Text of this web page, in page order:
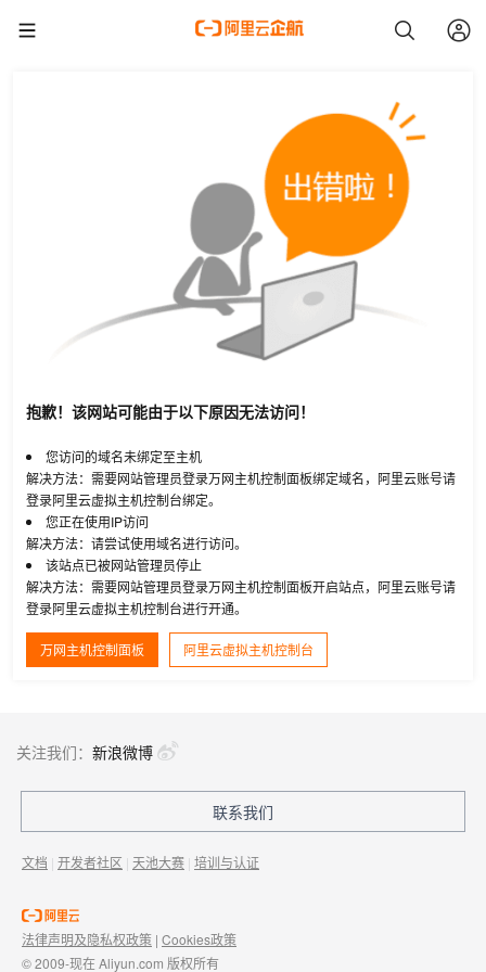
抱歉！该网站可能由于以下原因无法访问！
您访问的域名未绑定至主机
解决方法：需要网站管理员登录万网主机控制面板绑定域名，阿里云账号请
登录阿里云虚拟主机控制台绑定。
您正在使用IP访问
解决方法：请尝试使用域名进行访问。
该站点已被网站管理员停止
解决方法：需要网站管理员登录万网主机控制面板开启站点，阿里云账号请
登录阿里云虚拟主机控制台进行开通。
万网主机控制面板 阿里云虚拟主机控制台